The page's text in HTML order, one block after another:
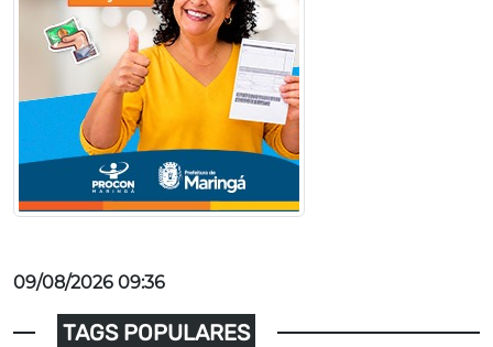
09/08/2026 09:36
TAGS POPULARES